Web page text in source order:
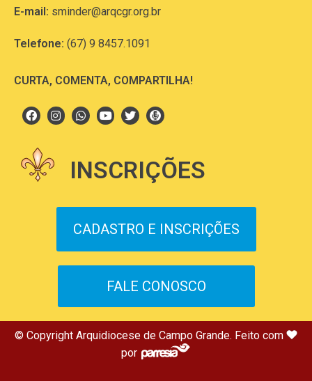
E-mail: sminder@arqcgr.org.br
Telefone: (67) 9 8457.1091
CURTA, COMENTA, COMPARTILHA!
INSCRIÇÕES
CADASTRO E INSCRIÇÕES
FALE CONOSCO
© Copyright Arquidiocese de Campo Grande. Feito com
por